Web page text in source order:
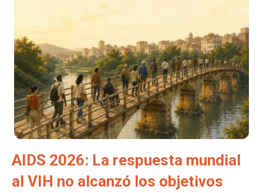
AIDS 2026: La respuesta mundial
al VIH no alcanzó los objetivos